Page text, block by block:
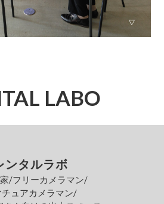
LABO
ンタルラボ
/フリーカメラマン/
チュアカメラマン/